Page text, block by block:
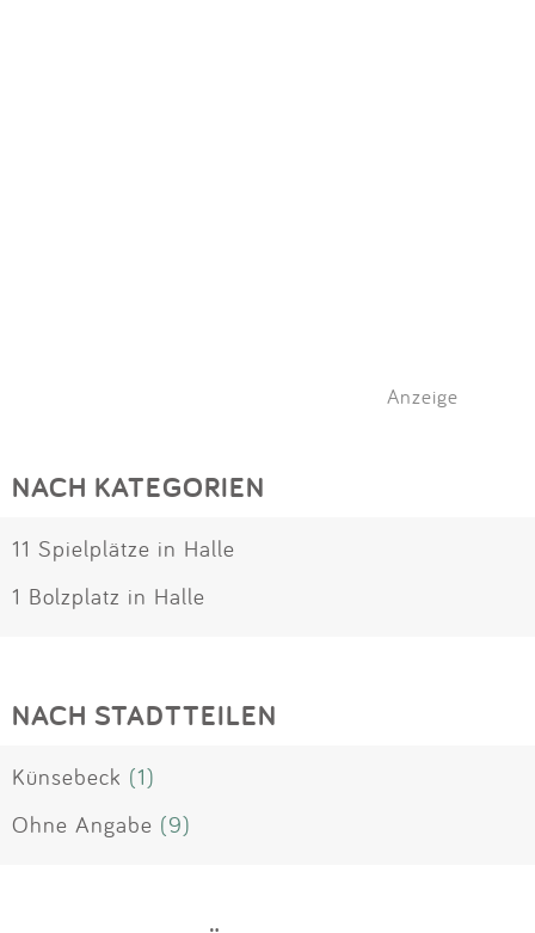
Anzeige
NACH KATEGORIEN
11 Spielplätze in Halle
1 Bolzplatz in Halle
NACH STADTTEILEN
Künsebeck (1)
Ohne Angabe (9)